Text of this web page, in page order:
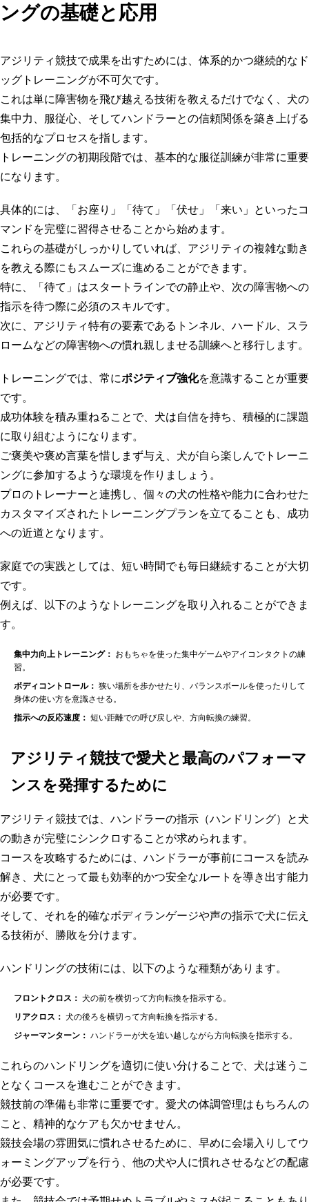
ングの基礎と応用
アジリティ競技で成果を出すためには、体系的かつ継続的な ド
ッグトレーニングが不可欠です。
これは単に障害物を飛び越える技術を教えるだけでなく、犬の
集中力、服従心、そしてハンドラーとの信頼関係を築き上げる
包括的なプロセスを指します。
トレーニングの初期段階では、基本的な服従訓練が非常に重要
になります。
具体的には、「お座り」「待て」「伏せ」「来い」といったコ
マンドを完璧に習得させることから始めます。
これらの基礎がしっかりしていれば、アジリティの複雑な動き
を教える際にもスムーズに進めることができます。
特に、「待て」はスタートラインでの静止や、次の障害物への
指示を待つ際に必須のスキルです。
次に、アジリティ特有の要素であるトンネル、ハードル、スラ
ロームなどの障害物への慣れ親しませる訓練へと移行します。
トレーニングでは、常にポジティブ強化を意識することが重要
です。
成功体験を積み重ねることで、犬は自信を持ち、積極的に課題
に取り組むようになります。
ご褒美や褒め言葉を惜しまず与え、犬が自ら楽しんでトレーニ
ングに参加するような環境を作りましょう。
プロのトレーナーと連携し、個々の犬の性格や能力に合わせた
カスタマイズされたトレーニングプランを立てることも、成功
への近道となります。
家庭での実践としては、短い時間でも毎日継続することが大切
です。
例えば、以下のようなトレーニングを取り入れることができま
す。
集中力向上トレーニング： おもちゃを使った集中ゲームやアイコンタクトの練
習。
ボディコントロール： 狭い場所を歩かせたり、バランスボールを使ったりして
身体の使い方を意識させる。
指示への反応速度： 短い距離での呼び戻しや、方向転換の練習。
アジリティ競技で愛犬と最高のパフォーマ
ンスを発揮するために
アジリティ競技では、ハンドラーの指示（ハンドリング）と犬
の動きが完璧にシンクロすることが求められます。
コースを攻略するためには、ハンドラーが事前にコースを読み
解き、犬にとって最も効率的かつ安全なルートを導き出す能力
が必要です。
そして、それを的確なボディランゲージや声の指示で犬に伝え
る技術が、勝敗を分けます。
ハンドリングの技術には、以下のような種類があります。
フロントクロス： 犬の前を横切って方向転換を指示する。
リアクロス： 犬の後ろを横切って方向転換を指示する。
ジャーマンターン： ハンドラーが犬を追い越しながら方向転換を指示する。
これらのハンドリングを適切に使い分けることで、犬は迷うこ
となくコースを進むことができます。
競技前の準備も非常に重要です。愛犬の体調管理はもちろんの
こと、精神的なケアも欠かせません。
競技会場の雰囲気に慣れさせるために、早めに会場入りしてウ
ォーミングアップを行う、他の犬や人に慣れさせるなどの配慮
が必要です。